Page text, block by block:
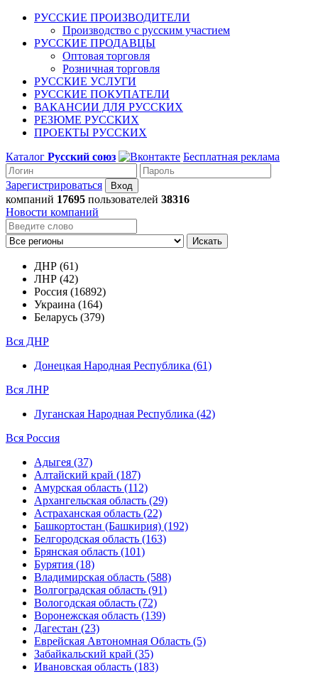
РУССКИЕ ПРОИЗВОДИТЕЛИ
Производство с русским участием
РУССКИЕ ПРОДАВЦЫ
Оптовая торговля
Розничная торговля
РУССКИЕ УСЛУГИ
РУССКИЕ ПОКУПАТЕЛИ
ВАКАНСИИ ДЛЯ РУССКИХ
РЕЗЮМЕ РУССКИХ
ПРОЕКТЫ РУССКИХ
Каталог Русский союз Бесплатная реклама
Зарегистрироваться
компаний 17695 пользователей 38316
Новости компаний
Искать
ДНР (61)
ЛНР (42)
Россия (16892)
Украина (164)
Беларусь (379)
Вся ДНР
Донецкая Народная Республика (61)
Вся ЛНР
Луганская Народная Республика (42)
Вся Россия
Адыгея (37)
Алтайский край (187)
Амурская область (112)
Архангельская область (29)
Астраханская область (22)
Башкортостан (Башкирия) (192)
Белгородская область (163)
Брянская область (101)
Бурятия (18)
Владимирская область (588)
Волгоградская область (91)
Вологодская область (72)
Воронежская область (139)
Дагестан (23)
Еврейская Автономная Область (5)
Забайкальский край (35)
Ивановская область (183)